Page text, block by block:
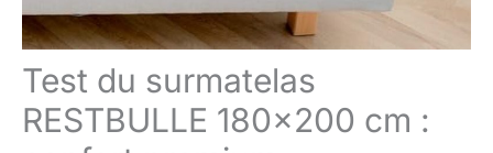
Test du surmatelas
RESTBULLE 180×200 cm :